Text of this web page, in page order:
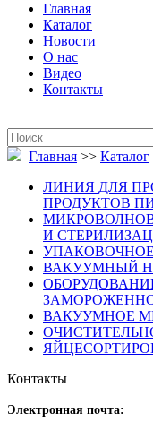
Главная
Каталог
Новости
О нас
Видео
Контакты
Главная >> Каталог
ЛИНИЯ ДЛЯ
ПРОДУКТОВ
И
ВАКУУМНЫЙ
ВАКУУМНОЕ
Контакты
Электронная почта: